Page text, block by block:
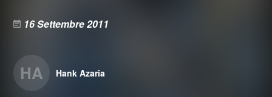
16 Settembre 2011
HA Hank Azaria